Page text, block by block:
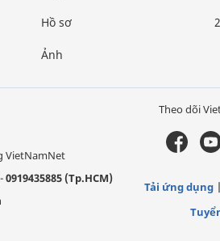
Hồ sơ
Ảnh
VietNamNet
-0919435885 (Tp.HCM)
Theo dõi
Tải ứng dụng